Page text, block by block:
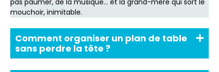
mouchoir, inimitable.
Comment organiser un plan de table
sans perdre la tête ?